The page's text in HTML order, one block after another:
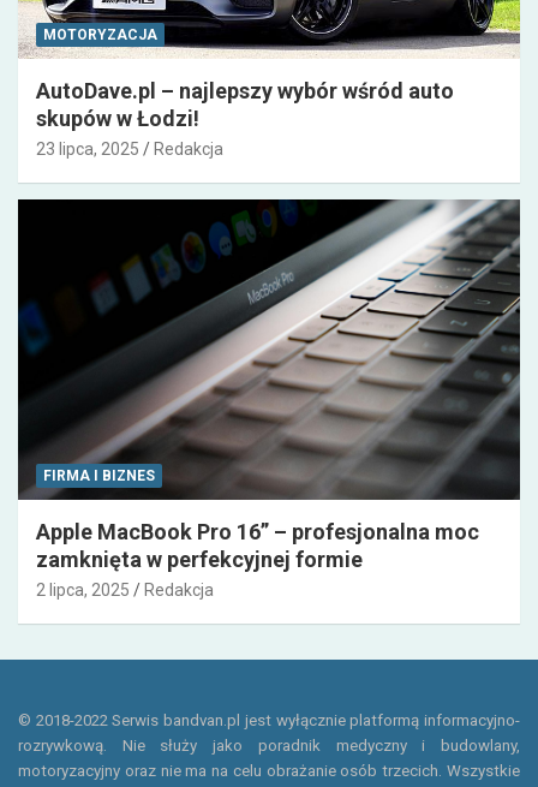
MOTORYZACJA
AutoDave.pl – najlepszy wybór wśród auto
skupów w Łodzi!
23 lipca, 2025 Redakcja
FIRMA I BIZNES
Apple MacBook Pro 16” – profesjonalna moc
zamknięta w perfekcyjnej formie
2 lipca, 2025 Redakcja
© 2018-2022 Serwis bandvan.pl jest wyłącznie platformą informacyjno-
rozrywkową. Nie służy jako poradnik medyczny i budowlany,
motoryzacyjny oraz nie ma na celu obrażanie osób trzecich. Wszystkie